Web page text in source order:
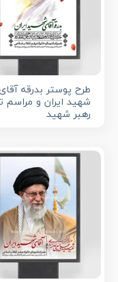
طرح پوستر بدرقه
شهید ایران و مراسم
رهبر شهید